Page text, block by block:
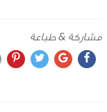
مشاركة & طباعة